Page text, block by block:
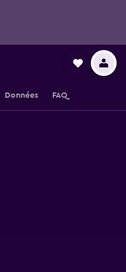
Données FAQ